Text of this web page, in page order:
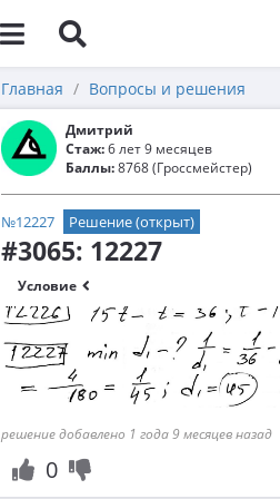
Главная Вопросы и решения
Дмитрий
Стаж:6 лет 9 месяцев
Баллы:8768 (Гроссмейстер)
№12227 Решение (открыт)
#3065: 12227
Условие
решение добавлено 1 года 9 месяцев назад
0